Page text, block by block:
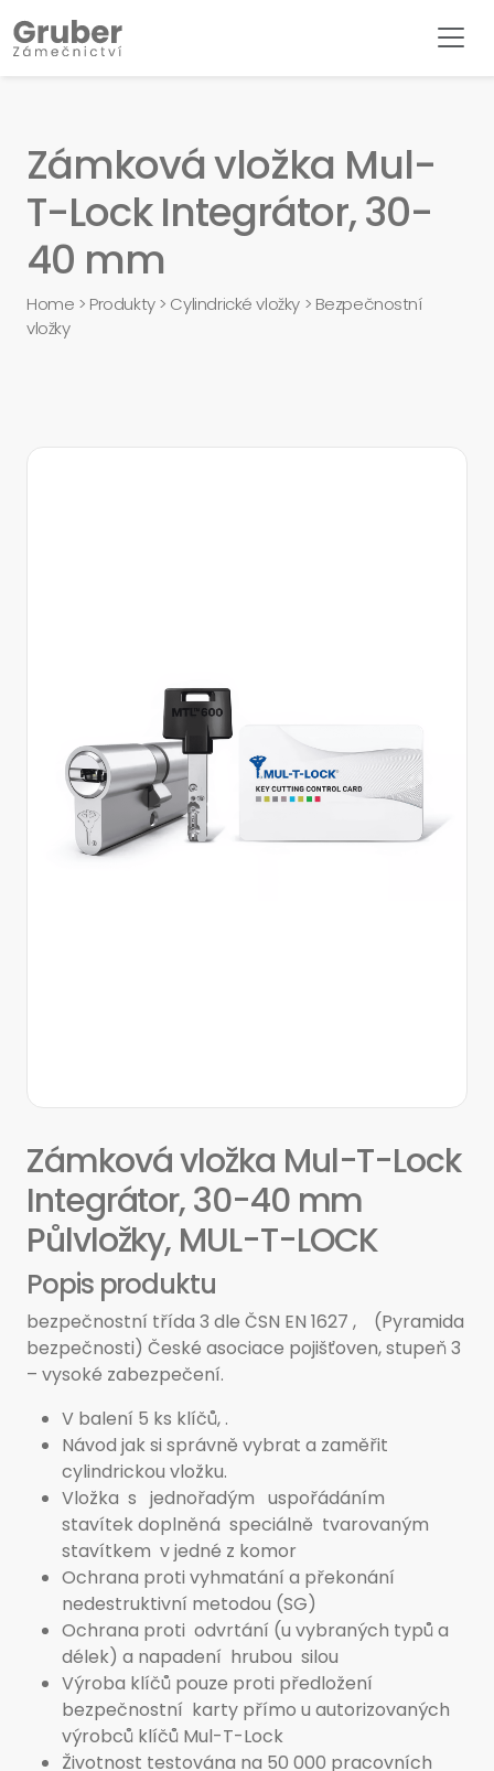
Zámková vložka Mul-
T-Lock Integrátor, 30-
40 mm
Home > Produkty> Cylindrické vložky> Bezpečnostní
vložky
Zámková vložka Mul-T-Lock
Integrátor, 30-40 mm
Půlvložky, MUL-T-LOCK
Popis produktu
bezpečnostní třída 3 dle ČSN EN 1627 , (Pyramida
bezpečnosti) České asociace pojišťoven, stupeň 3
– vysoké zabezpečení.
V balení 5 ks klíčů, .
Návod jak si správně vybrat a zaměřit
cylindrickou vložku.
Vložka s jednořadým uspořádáním
stavítek doplněná speciálně tvarovaným
stavítkem v jedné z komor
Ochrana proti vyhmatání a překonání
nedestruktivní metodou (SG)
Ochrana proti odvrtání (u vybraných typů a
délek) a napadení hrubou silou
Výroba klíčů pouze proti předložení
bezpečnostní karty přímo u autorizovaných
výrobců klíčů Mul-T-Lock
Životnost testována na 50 000 pracovních